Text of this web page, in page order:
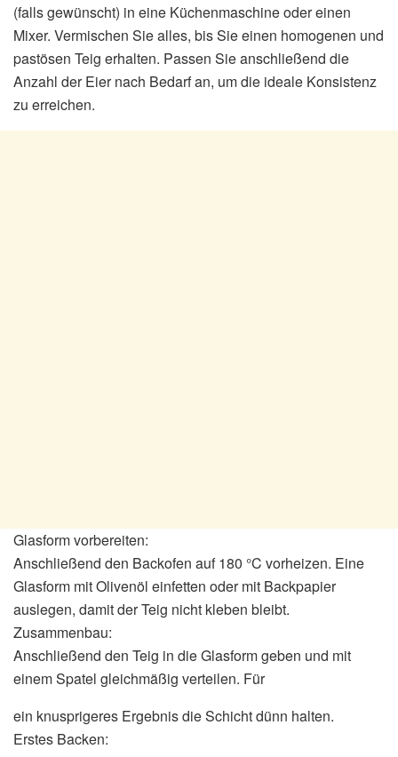
(falls gewünscht) in eine Küchenmaschine oder einen
Mixer. Vermischen Sie alles, bis Sie einen homogenen und
pastösen Teig erhalten. Passen Sie anschließend die
Anzahl der Eier nach Bedarf an, um die ideale Konsistenz
zu erreichen.
Glasform vorbereiten:
Anschließend den Backofen auf 180 °C vorheizen. Eine
Glasform mit Olivenöl einfetten oder mit Backpapier
auslegen, damit der Teig nicht kleben bleibt.
Zusammenbau:
Anschließend den Teig in die Glasform geben und mit
einem Spatel gleichmäßig verteilen. Für
ein knusprigeres Ergebnis die Schicht dünn halten.
Erstes Backen: